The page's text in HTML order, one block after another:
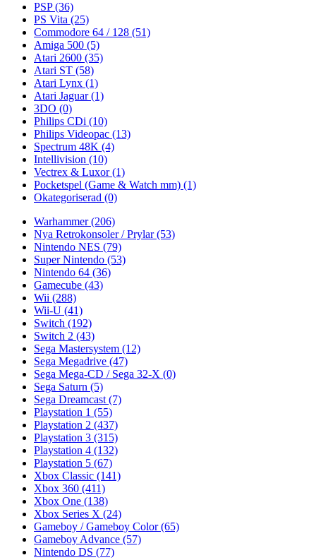
PSP(36)
PS Vita (25)
Commodore 64 / 128 (51)
Amiga 500 (5)
Atari 2600 (35)
Atari ST (58)
Atari Lynx (1)
Atari Jaguar(1)
3DO (0)
Philips CDi (10)
Philips Videopac (13)
Spectrum 48K (4)
Intellivision (10)
Vectrex & Luxor(1)
Pocketspel (Game & Watch mm) (1)
Okategoriserad (0)
Warhammer(206)
Nya Retrokonsoler / Prylar(53)
Nintendo NES (79)
Super Nintendo (53)
Nintendo 64 (36)
Gamecube (43)
Wii (288)
Wii-U (41)
Switch (192)
Switch 2 (43)
Sega Mastersystem (12)
Sega Megadrive (47)
Sega Mega-CD / Sega 32-X (0)
Sega Saturn (5)
Sega Dreamcast (7)
Playstation 1 (55)
Playstation 2 (437)
Playstation 3 (315)
Playstation 4 (132)
Playstation 5 (67)
Xbox Classic (141)
Xbox 360 (411)
Xbox One (138)
Xbox Series X (24)
Gameboy / Gameboy Color(65)
Gameboy Advance (57)
Nintendo DS (77)